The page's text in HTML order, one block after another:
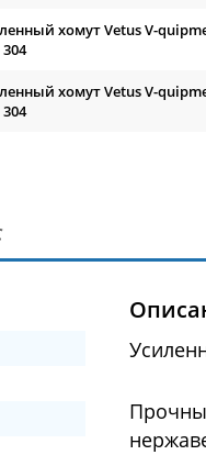
хомут Vetus V-
хомут Vetus V-